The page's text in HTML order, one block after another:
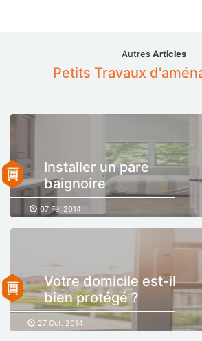
Autres Articles
Petits Travaux
Installer un pare
baignoire
07 Fé. 2014
Votre domicile est-il
bien protégé ?
27 Oct. 2014